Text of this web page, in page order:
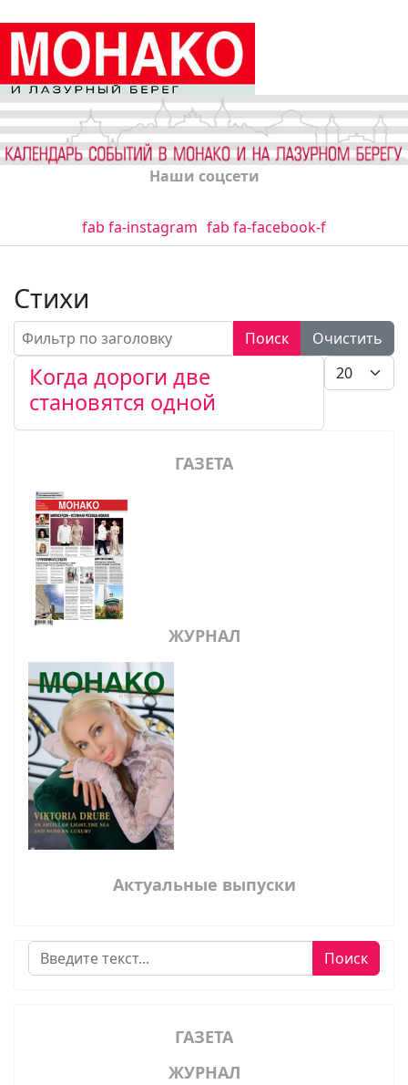
Наши соцсети
fab fa-instagram fab fa-facebook-f
Стихи
Фильтр по заголовку Поиск
Очистить
Кол-во
Когда дороги две
становятся одной
ГАЗЕТА
ЖУРНАЛ
Актуальные выпуски
Поиск Поиск
ГАЗЕТА
ЖУРНАЛ